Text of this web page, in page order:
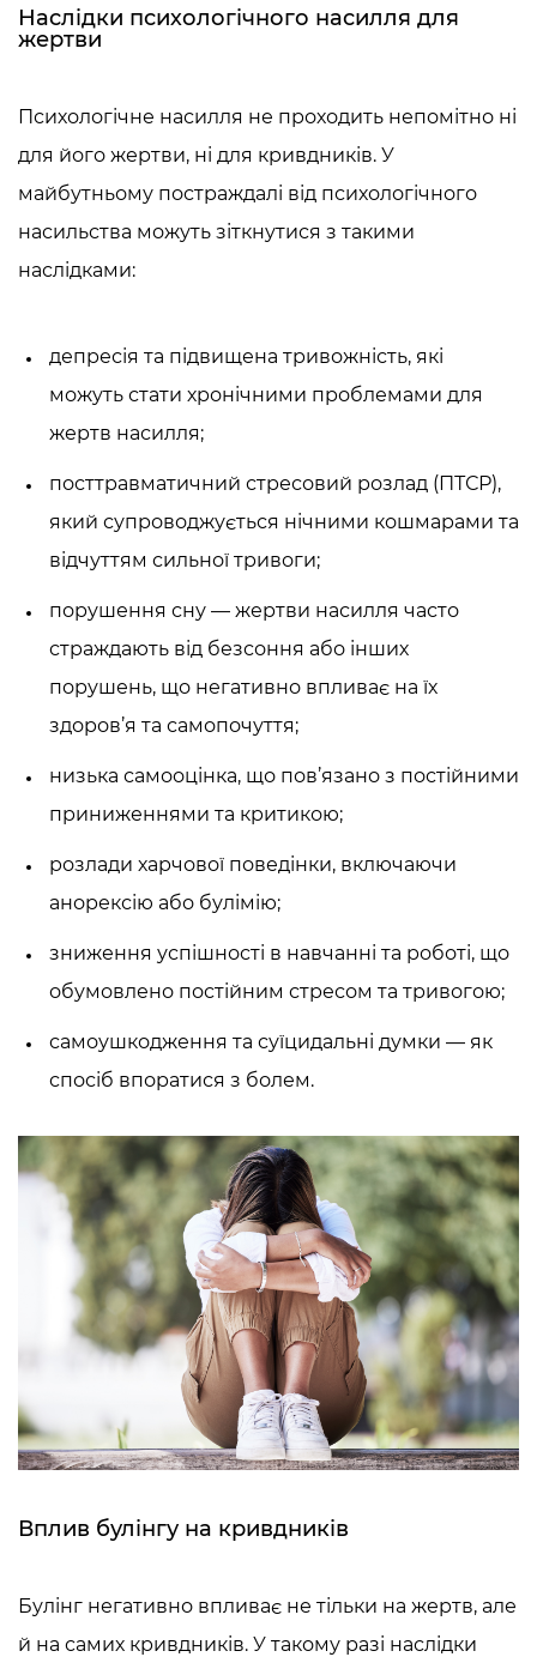
Наслідки психологічного насилля для
жертви
Психологічне насилля не проходить непомітно ні
для його жертви, ні для кривдників. У
майбутньому постраждалі від психологічного
насильства можуть зіткнутися з такими
наслідками:
депресія та підвищена тривожність, які
можуть стати хронічними проблемами для
жертв насилля;
посттравматичний стресовий розлад (ПТСР),
який супроводжується нічними кошмарами та
відчуттям сильної тривоги;
порушення сну — жертви насилля часто
страждають від безсоння або інших
порушень, що негативно впливає на їх
здоров’я та самопочуття;
низька самооцінка, що пов’язано з постійними
приниженнями та критикою;
розлади харчової поведінки, включаючи
анорексію або булімію;
зниження успішності в навчанні та роботі, що
обумовлено постійним стресом та тривогою;
самоушкодження та суїцидальні думки — як
спосіб впоратися з болем.
Вплив булінгу на кривдників
Булінг негативно впливає не тільки на жертв, але
й на самих кривдників. У такому разі наслідки